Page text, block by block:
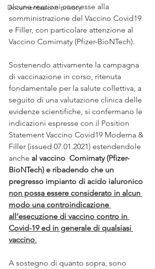
Documentazione privacy
alcune reazioni connesse alla
somministrazione del Vaccino Covid19
e Filler, con particolare attenzione al
Vaccino Comirnaty (Pfizer-BioNTech).
Sostenendo attivamente la campagna
di vaccinazione in corso, ritenuta
fondamentale per la salute collettiva, a
seguito di una valutazione clinica delle
evidenze scientifiche, si confermano le
indicazioni espresse con il Position
Statement Vaccino Covid19 Moderna &
Filler (issued 07.01.2021) estendendole
anche al vaccino  Comirnaty (Pfizer-
BioNTech) e ribadendo che un
pregresso impianto di acido ialuronico
non possa essere considerato in alcun
modo una controindicazione
all’esecuzione di vaccino contro in
Covid-19 ed in generale di qualsiasi
vaccino.
A sostegno di quanto sopra, sono